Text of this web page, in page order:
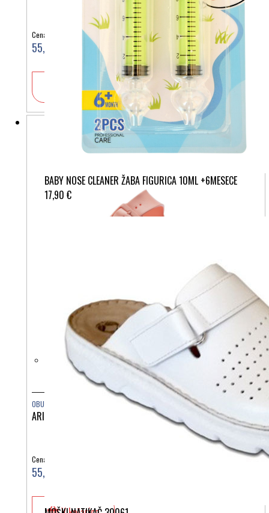
BABY NOSE CLEANER ŽABA FIGURICA 10ML +6MESECE
17,90 €
Cena:
55,00 €
V košarico
OBUTEV
ARIZONA EVA CORAL PEACH 1022511
Cena:
55,00 €